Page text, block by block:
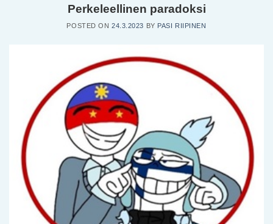
Perkeleellinen paradoksi
POSTED ON24.3.2023 BY PASI RIIPINEN